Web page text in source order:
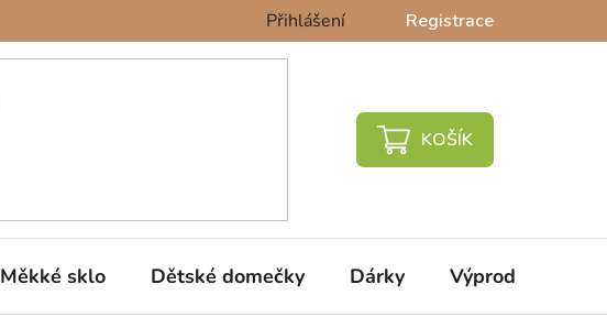
Přihlášení Registrace
NÁKUPNÍ
Měkké sklo Dětské domečky Dárky Výprodej %